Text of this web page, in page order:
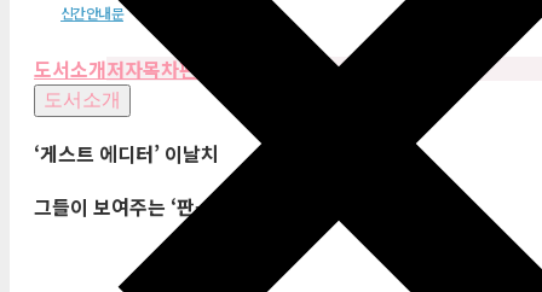
신간안내문
도서소개저자목차편집자 리뷰
도서소개
‘게스트 에디터’ 이날치
그들이 보여주는 ‘판–확장